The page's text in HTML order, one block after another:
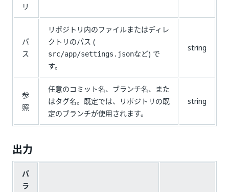
リ
パ
ス
リポジトリ内のファイルまたはディレ
クトリのパス (
src/app/settings.jsonなど) で
す。
string
参
照
任意のコミット名、ブランチ名、また
はタグ名。既定では、リポジトリの既
定のブランチが使用されます。
string
出力
パ
ラ